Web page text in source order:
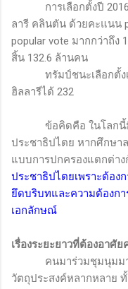
การเลือกตั้งปี
ลารี คลินตัน ด้วยคะแนน
popular vote มากกว่าถึง
สิ้น 132.6 ล้านคน
ทรัมป์ชนะเลือกตั้ง
ฮิลลารีได้ 232
ข้อคิดคือ ในโลกนี้มีนั
ประชาธิปไตย หากศึกษา
แบบการปกครองแตกต่า
ประชาธิปไตยเพราะต้อง
ยึดบริบทและความต้องกา
เอกลักษณ์
เรื่องระยะยาวที่ต้องอาศั
คนมาร่วมชุมนุมมาจ
วัตถุประสงค์หลากหลาย